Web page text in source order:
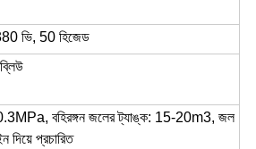
ভি, 50 হিজেড
বহিরঙ্গন জলের ট্যাঙ্ক: 15-20m3, জল
দিয়ে প্রচারিত